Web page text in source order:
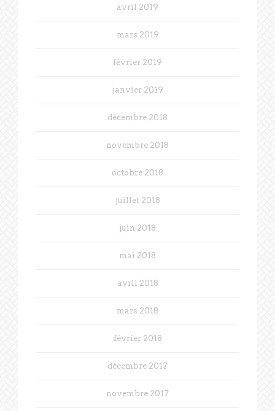
avril 2019
mars 2019
février 2019
janvier 2019
décembre 2018
novembre 2018
octobre 2018
juillet 2018
juin 2018
mai 2018
avril 2018
mars 2018
février 2018
décembre 2017
novembre 2017